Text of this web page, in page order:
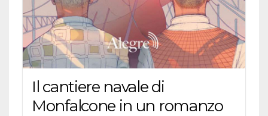
Il cantiere navale di
Monfalcone in un romanzo